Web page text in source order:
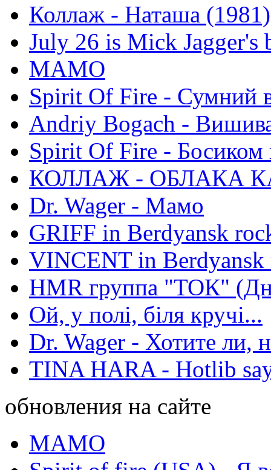
Коллаж - Наташа (1981)
July 26 is Mick Jagger's
МАМО
Spirit Of Fire - Сумний
Andriy Bogach -
Spirit Of Fire - Босиком
КОЛЛАЖ - ОБЛАКА
Dr. Wager - Мамо
GRIFF in Berdyansk
VINCENT in
HMR группа "ТОК"
Ой, у полі, біля кручі...
Dr. Wager - Хотите ли,
TINA HARA - Hotlib
обновления на сайте
МАМО